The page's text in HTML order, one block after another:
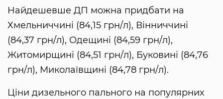
Найдешевше ДП можна придбати на
Хмельниччині (84,15 грн/л), Вінниччині
(84,37 грн/л), Одещині (84,59 грн/л),
Житомирщині (84,51 грн/л), Буковині (84,76
грн/л), Миколаївщині (84,78 грн/л).
Ціни дизельного пального на популярних